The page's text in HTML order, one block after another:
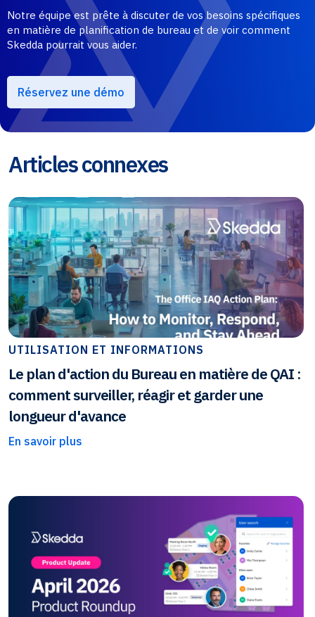
Notre équipe est prête à discuter de vos besoins spécifiques
en matière de planification de bureau et de voir comment
Skedda pourrait vous aider.
Réservez une démo
Articles connexes
UTILISATION ET INFORMATIONS
Le plan d'action du Bureau en matière de QAI :
comment surveiller, réagir et garder une
longueur d'avance
En savoir plus